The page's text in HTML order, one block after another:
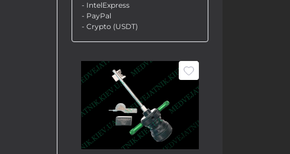
- IntelExpress
- PayPal
- Crypto (USDT)